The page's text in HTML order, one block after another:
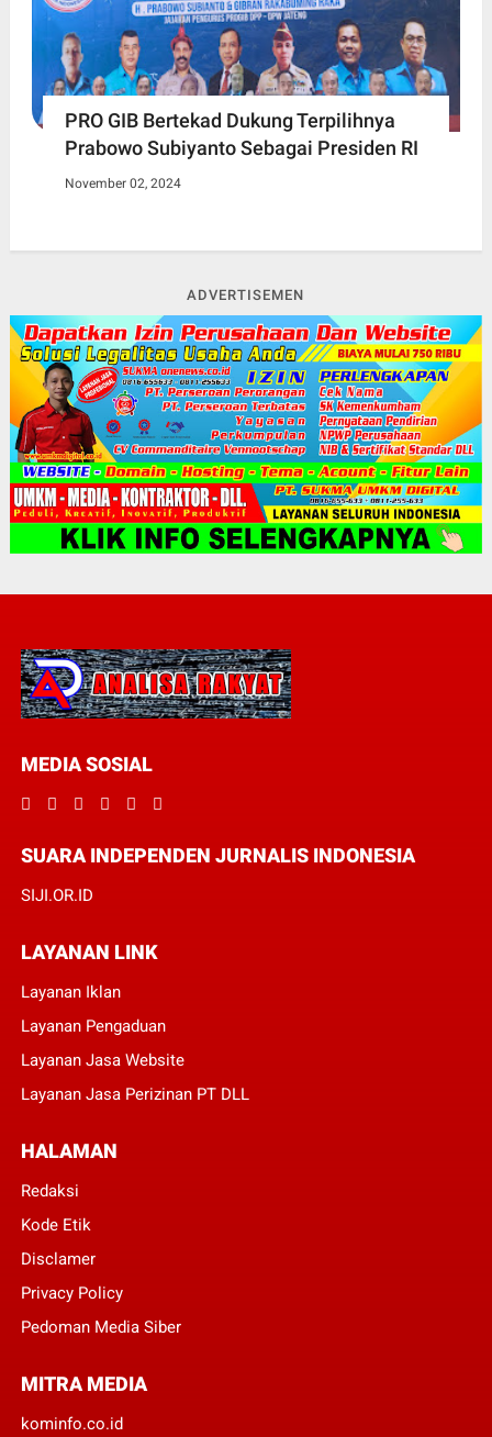
PRO GIB Bertekad Dukung Terpilihnya
Prabowo Subiyanto Sebagai Presiden RI
November 02, 2024
ADVERTISEMEN
MEDIA SOSIAL
SUARA INDEPENDEN JURNALIS INDONESIA
SIJI.OR.ID
LAYANAN LINK
Layanan Iklan
Layanan Pengaduan
Layanan Jasa Website
Layanan Jasa Perizinan PT DLL
HALAMAN
Redaksi
Kode Etik
Disclamer
Privacy Policy
Pedoman Media Siber
MITRA MEDIA
kominfo.co.id